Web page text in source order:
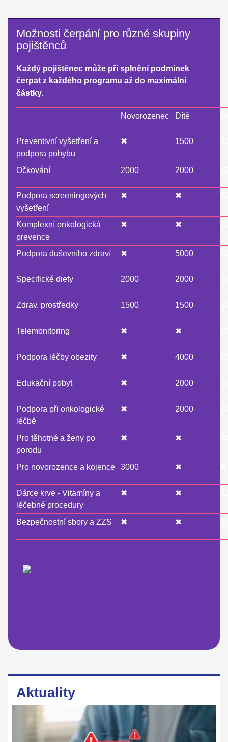
Možnosti čerpání pro různé skupiny
pojištěnců
Každý pojištěnec může při splnění podmínek
čerpat z každého programu až do maximální
částky.
Novorozenec Dítě
Preventivní vyšetření a
podpora pohybu
✖ 1500
Očkování 2000 2000
Podpora screeningových
vyšetření
✖ ✖
Komplexní onkologická
prevence
✖ ✖
Podpora duševního zdraví ✖ 5000
Specifické diety 2000 2000
Zdrav. prostředky 1500 1500
Telemonitoring ✖ ✖
Podpora léčby obezity ✖ 4000
Edukační pobyt ✖ 2000
Podpora při onkologické
léčbě
✖ 2000
Pro těhotné a ženy po
porodu
✖ ✖
Pro novorozence a kojence 3000 ✖
Dárce krve - Vitamíny a
léčebné procedury
✖ ✖
Bezpečnostní sbory a ZZS ✖ ✖
Aktuality